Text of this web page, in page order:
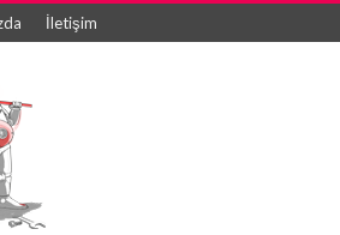
İletişim